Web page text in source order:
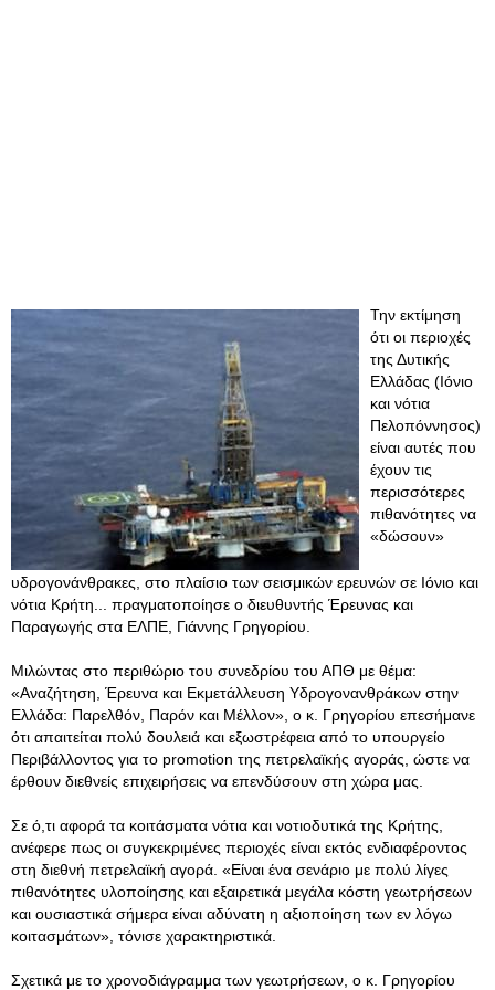
Την εκτίμηση
ότι οι περιοχές
της Δυτικής
Ελλάδας (Ιόνιο
και νότια
Πελοπόννησος)
είναι αυτές που
έχουν τις
περισσότερες
πιθανότητες να
«δώσουν»
υδρογονάνθρακες, στο πλαίσιο των σεισμικών ερευνών σε Ιόνιο και
νότια Κρήτη... πραγματοποίησε ο διευθυντής Έρευνας και
Παραγωγής στα ΕΛΠΕ, Γιάννης Γρηγορίου.
Μιλώντας στο περιθώριο του συνεδρίου του ΑΠΘ με θέμα:
«Αναζήτηση, Έρευνα και Εκμετάλλευση Υδρογονανθράκων στην
Ελλάδα: Παρελθόν, Παρόν και Μέλλον», ο κ. Γρηγορίου επεσήμανε
ότι απαιτείται πολύ δουλειά και εξωστρέφεια από το υπουργείο
Περιβάλλοντος για το promotion της πετρελαϊκής αγοράς, ώστε να
έρθουν διεθνείς επιχειρήσεις να επενδύσουν στη χώρα μας.
Σε ό,τι αφορά τα κοιτάσματα νότια και νοτιοδυτικά της Κρήτης,
ανέφερε πως οι συγκεκριμένες περιοχές είναι εκτός ενδιαφέροντος
στη διεθνή πετρελαϊκή αγορά. «Είναι ένα σενάριο με πολύ λίγες
πιθανότητες υλοποίησης και εξαιρετικά μεγάλα κόστη γεωτρήσεων
και ουσιαστικά σήμερα είναι αδύνατη η αξιοποίηση των εν λόγω
κοιτασμάτων», τόνισε χαρακτηριστικά.
Σχετικά με το χρονοδιάγραμμα των γεωτρήσεων, ο κ. Γρηγορίου